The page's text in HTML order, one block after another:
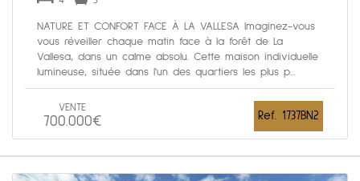
NATURE ET CONFORT FACE À LA VALLESA Imaginez-vous
vous réveiller chaque matin face à la forêt de La
Vallesa, dans un calme absolu. Cette maison individuelle
lumineuse, située dans l'un des quartiers les plus p...
VENTE
700.000€ Ref. 1737BN2